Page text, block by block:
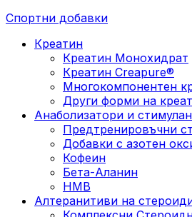
Спортни добавки
Креатин
Креатин Монохидрат
Креатин Creapure®
Многокомпонентен
Други форми на
Анаболизатори и
Предтренировъчни
Добавки с азотен
Кофеин
Бета-Аланин
HMB
Алтеранитиви на